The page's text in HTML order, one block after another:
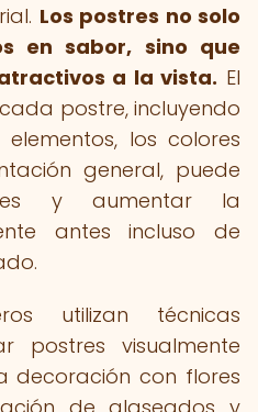
Los postres no solo
en sabor, sino que
a la vista. El
postre, incluyendo
los colores
general, puede
y aumentar la
antes incluso de
utilizan técnicas
postres visualmente
decoración con flores